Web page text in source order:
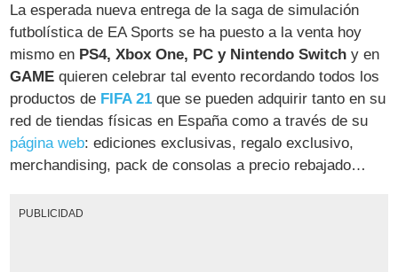
La esperada nueva entrega de la saga de simulación
futbolística de EA Sports se ha puesto a la venta hoy
mismo en PS4, Xbox One, PC y Nintendo Switch y en
GAME quieren celebrar tal evento recordando todos los
productos de FIFA 21 que se pueden adquirir tanto en su
red de tiendas físicas en España como a través de su
página web: ediciones exclusivas, regalo exclusivo,
merchandising, pack de consolas a precio rebajado…
PUBLICIDAD